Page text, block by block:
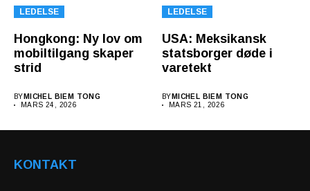
LEDELSE
Hongkong: Ny lov om
mobiltilgang skaper
strid
BY MICHEL BIEM TONG
MARS 24, 2026
LEDELSE
USA: Meksikansk
statsborger døde i
varetekt
BY MICHEL BIEM TONG
MARS 21, 2026
KONTAKT